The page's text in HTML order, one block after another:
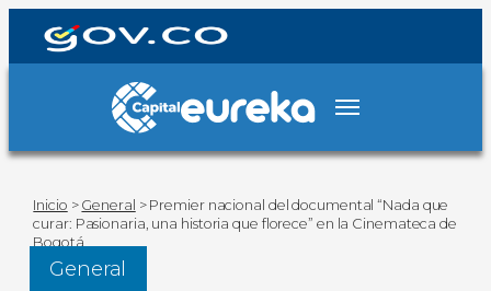
Inicio > General > Premier nacional del documental “Nada que
curar: Pasionaria, una historia que florece” en la Cinemateca de
Bogotá
General